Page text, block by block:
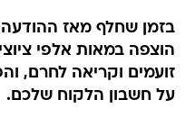
בזמן שחלף מאז
הוצפה במאות אלפי
זועמים וקריאה לחרם,
על חשבון הלקוח שלכם.